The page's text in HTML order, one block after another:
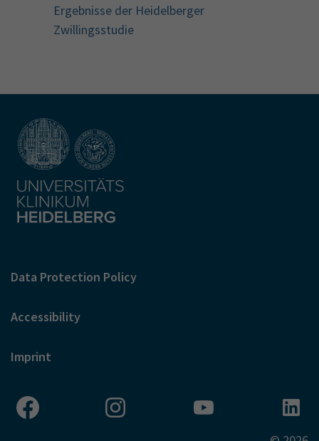
Ergebnisse der Heidelberger
Zwillingsstudie
Data Protection Policy
Accessibility
Imprint